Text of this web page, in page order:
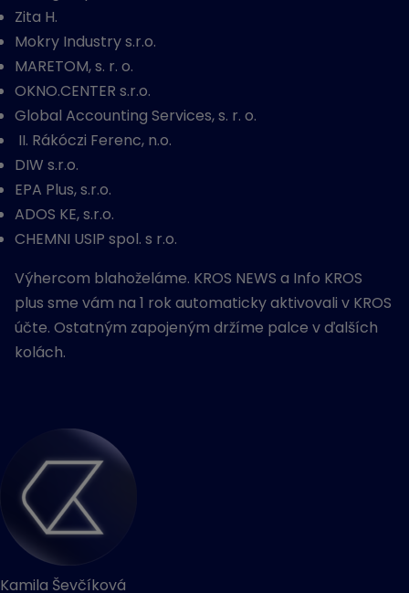
Zita H.
Mokry Industry s.r.o.
MARETOM, s. r. o.
OKNO.CENTER s.r.o.
Global Accounting Services, s. r. o.
II. Rákóczi Ferenc, n.o.
DIW s.r.o.
EPA Plus, s.r.o.
ADOS KE, s.r.o.
CHEMNI USIP spol. s r.o.
Výhercom blahoželáme. KROS NEWS a Info KROS
plus sme vám na 1 rok automaticky aktivovali v KROS
účte. Ostatným zapojeným držíme palce v ďalších
kolách.
Kamila Ševčíková